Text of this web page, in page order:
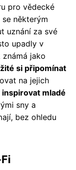
pro vědecké
některým
uznání za své
upadly v
známá jako
si připomínat
na jejich
inspirovat mladé
sny a
bez ohledu